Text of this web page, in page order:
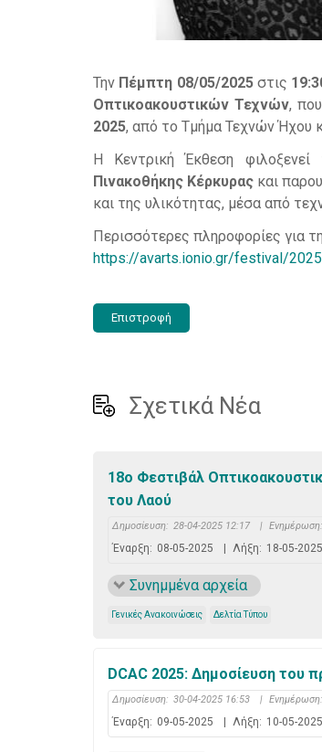
Την Πέμπτη 08/05/2025στις
Οπτικοακουστικών Τεχνών,
2025, από το Τμήμα Τεχνών Ήχου
Η Κεντρική Έκθεση φιλοξενεί
Πινακοθήκης Κέρκυρας και
και της υλικότητας, μέσα από
Περισσότερες πληροφορίες για
https://avarts.ionio.gr/festival/
Επιστροφή
Σχετικά Νέα
18ο Φεστιβάλ
του Λαού
Δημοσίευση: 28-04-2025 12:17 | Ενημέρωση:
Έναρξη: 08-05-2025 | Λήξη: 18-05-2025
Συνημμένα αρχεία
Γενικές Ανακοινώσεις Δελτία Τύπου
DCAC 2025: Δημοσίευση του
Δημοσίευση: 30-04-2025 16:53 | Ενημέρωση:
Έναρξη: 09-05-2025 | Λήξη: 10-05-2025